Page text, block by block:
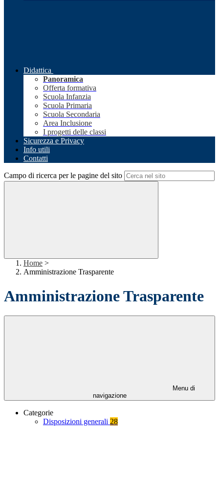
Didattica
Panoramica
Offerta formativa
Scuola Infanzia
Scuola Primaria
Scuola Secondaria
Area Inclusione
I progetti delle classi
Sicurezza e Privacy
Info utili
Contatti
Campo di ricerca per le pagine del sito
Home >
Amministrazione Trasparente
Amministrazione Trasparente
Menu di
navigazione
Categorie
Disposizioni generali 28